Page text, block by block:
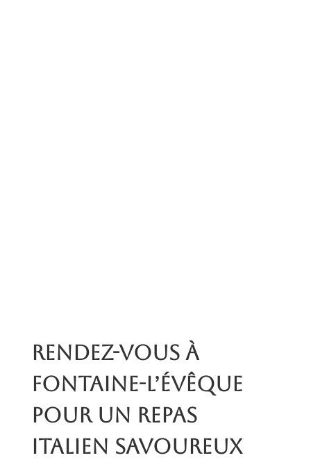
Rendez-vous à
Fontaine-l’Évêque
pour un repas
italien savoureux